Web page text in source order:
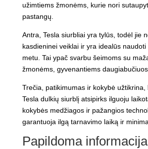
užimtiems žmonėms, kurie nori
pastangų.
Antra, Tesla siurbliai yra tylūs, todėl jie
kasdieninei veiklai ir yra idealūs
metu. Tai ypač svarbu šeimoms su
žmonėms, gyvenantiems
Trečia, patikimumas ir kokybė užtikrina,
Tesla dulkių siurblį atsipirks ilguoju
kokybės medžiagos ir pažangios
garantuoja ilgą tarnavimo laiką ir
Papildoma informacija